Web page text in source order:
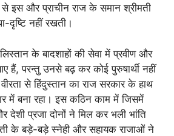
इस और प्राचीन राज के समान श्रीमती
दृष्टि नहीं रखती।
के बादशाहों की सेवा में प्रवीण और
हैं, परन्तु उनसे बढ़ कर कोई पुरुषार्थी नहीं
से हिंदुस्तान का राज सरकार के हाथ
में बना रहा। इस कठिन काम में जिसमें
देशी प्रजा दोनों ने मिल कर भली भांति
के बड़े-बड़े स्नेही और सहायक राजाओं ने